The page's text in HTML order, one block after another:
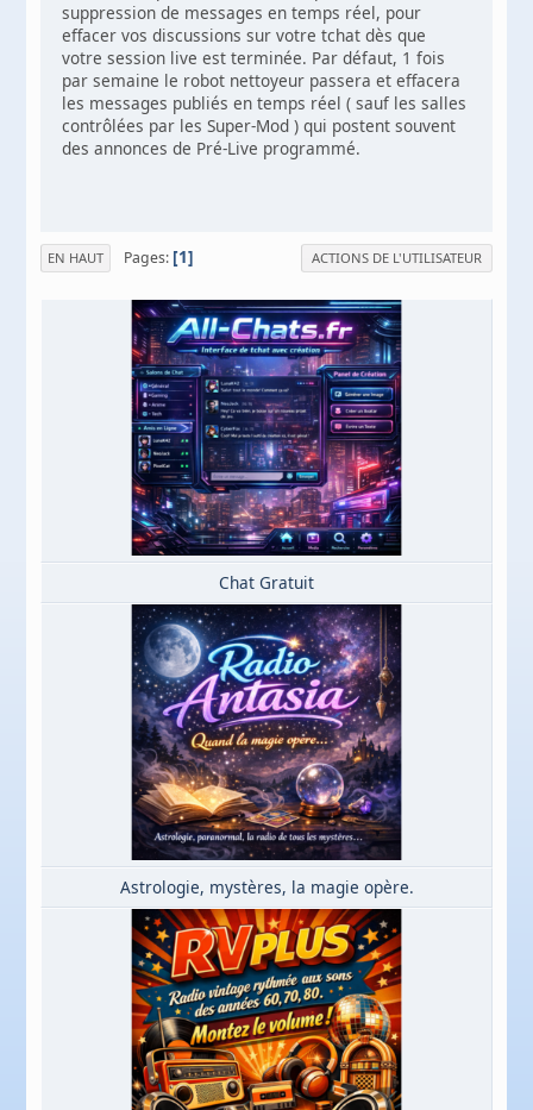
suppression de messages en temps réel, pour
effacer vos discussions sur votre tchat dès que
votre session live est terminée. Par défaut, 1 fois
par semaine le robot nettoyeur passera et effacera
les messages publiés en temps réel ( sauf les salles
contrôlées par les Super-Mod ) qui postent souvent
des annonces de Pré-Live programmé.
EN HAUT Pages 1 ACTIONS DE L'UTILISATEUR
Chat Gratuit
Astrologie, mystères, la magie opère.